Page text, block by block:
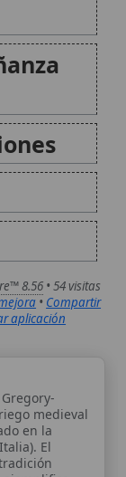
la
El
del
largo de
y